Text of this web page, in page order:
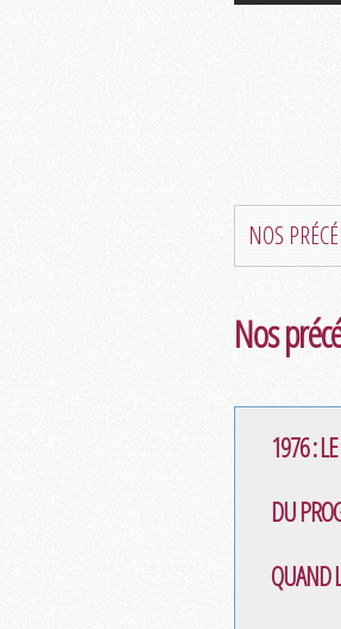
NOS
Nos
1976 :
DU
QUAND